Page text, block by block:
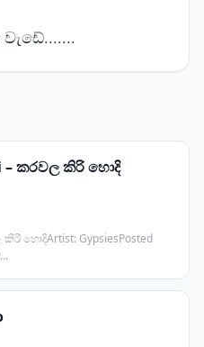
– කරවල කිරි හොදි
කිරි හොදිArtist: GypsiesPosted